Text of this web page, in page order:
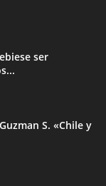
ser
S. «Chile y